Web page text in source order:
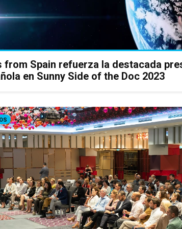
from Spain refuerza la destacada
en Sunny Side of the Doc 2023